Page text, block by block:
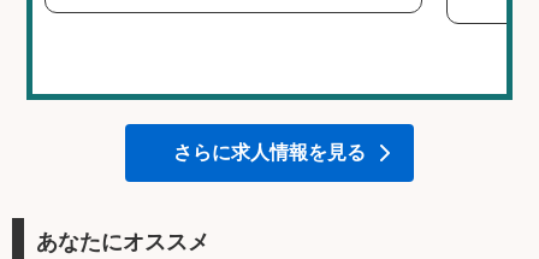
さらに求人情報を見る
あなたにオススメ